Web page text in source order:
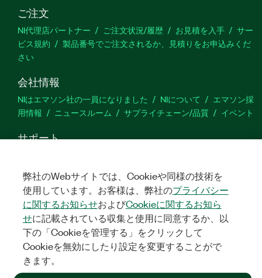
ご注文
NI代理店パートナー ご注文状況/履歴 お見積を入手
サー
ビス規約
製品番号でご注文されるか、見積りをお申込みくだ
さい
会社情報
NIはエマソン社の一員になりました NIについて
エマソン採
用情報
ニュースルーム サプライチェーン/品質 イベント
サポート
するご意見
TwitterYouTube
©NATIONAL INSTRUMENTS CORP. ALL RIGHTS RESERVED.
弊社のWebサイトでは、Cookieや同様の技術を
使用しています。お客様は、弊社のプライバシー
に関するお知らせおよびCookieに関するお知ら
せに記載されている収集と使用に同意するか、以
下の「Cookieを管理する」をクリックして
Cookieを無効にしたり設定を変更することがで
きます。